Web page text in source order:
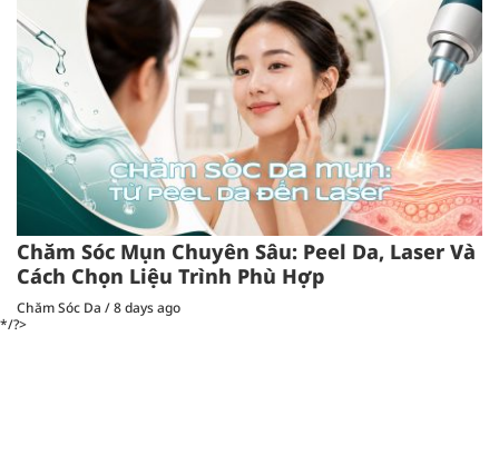
Chăm Sóc Mụn Chuyên Sâu: Peel Da, Laser Và
Cách Chọn Liệu Trình Phù Hợp
Chăm Sóc Da /8 days ago
*/?>